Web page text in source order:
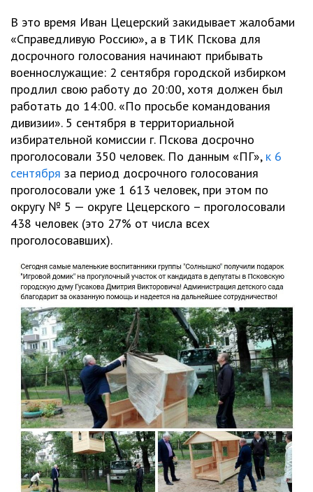
В это время Иван Цецерский закидывает жалобами
«Справедливую Россию», а в ТИК Пскова для
досрочного голосования начинают прибывать
военнослужащие: 2 сентября городской избирком
продлил свою работу до 20:00, хотя должен был
работать до 14:00. «По просьбе командования
дивизии». 5 сентября в территориальной
избирательной комиссии г. Пскова досрочно
проголосовали 350 человек. По данным «ПГ», к 6
сентября за период досрочного голосования
проголосовали уже 1 613 человек, при этом по
округу № 5 — округе Цецерского – проголосовали
438 человек (это 27% от числа всех
проголосовавших).